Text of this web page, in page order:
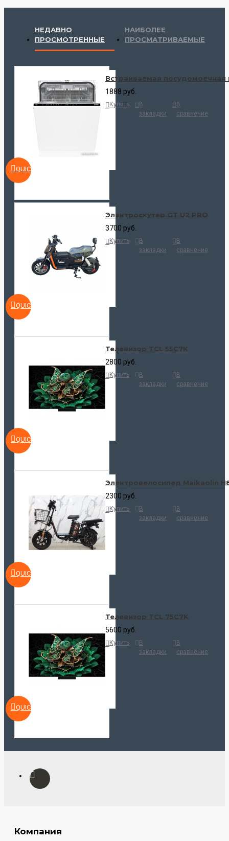
НЕДАВНО
ПРОСМОТРЕННЫЕ
НАИБОЛЕЕ
ПРОСМАТРИВАЕМЫЕ
QUICKVIEW
Встраиваемая
1888 руб.
Купить
В
закладки
В
сравнение
QUICKVIEW
Электроскутер GT U2 PRO
3700 руб.
Купить
В
закладки
В
сравнение
QUICKVIEW
Телевизор TCL 55C7K
2800 руб.
Купить
В
закладки
В
сравнение
QUICKVIEW
Электровелосипед Maikaolin
2300 руб.
Купить
В
закладки
В
сравнение
QUICKVIEW
Телевизор TCL 75C7K
5600 руб.
Купить
В
закладки
В
сравнение
Компания